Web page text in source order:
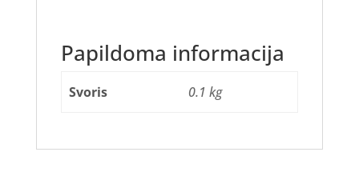
Papildoma informacija
Svoris 0.1 kg